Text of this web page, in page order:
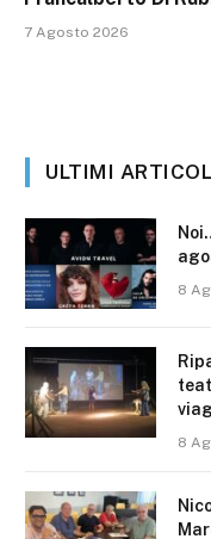
7 Agosto 2026
ULTIMI
8
8